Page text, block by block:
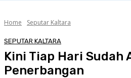
Home Seputar Kaltara
SEPUTAR KALTARA
Kini Tiap Hari Sudah
Penerbangan